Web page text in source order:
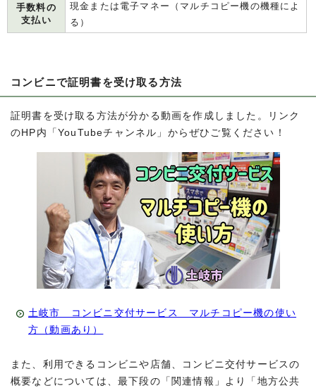
手数料の
支払い
現金または電子マネー（マルチコピー機の機種によ
る）
コンビニで証明書を受け取る方法
証明書を受け取る方法が分かる動画を作成しました。リンク
のHP内「YouTubeチャンネル」からぜひご覧ください！
土岐市 コンビニ交付サービス マルチコピー機の使い
方（動画あり）
また、利用できるコンビニや店舗、コンビニ交付サービスの
概要などについては、最下段の「関連情報」より「地方公共